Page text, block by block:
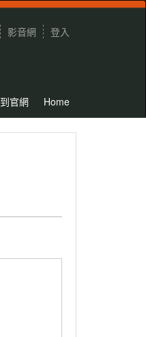
影音網 登入
到官網 Home